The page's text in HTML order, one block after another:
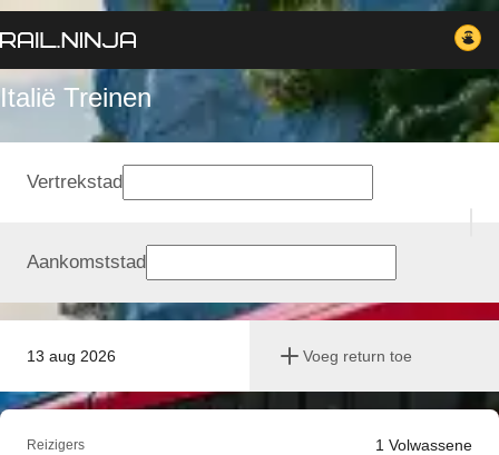
Italië Treinen
13 aug 2026 Voeg return toe
Vertrekstad
Aankomststad
Reizigers 1 Volwassene